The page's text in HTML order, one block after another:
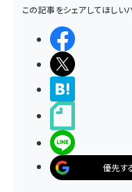
この記事をシェアしてほしいパ
優先す